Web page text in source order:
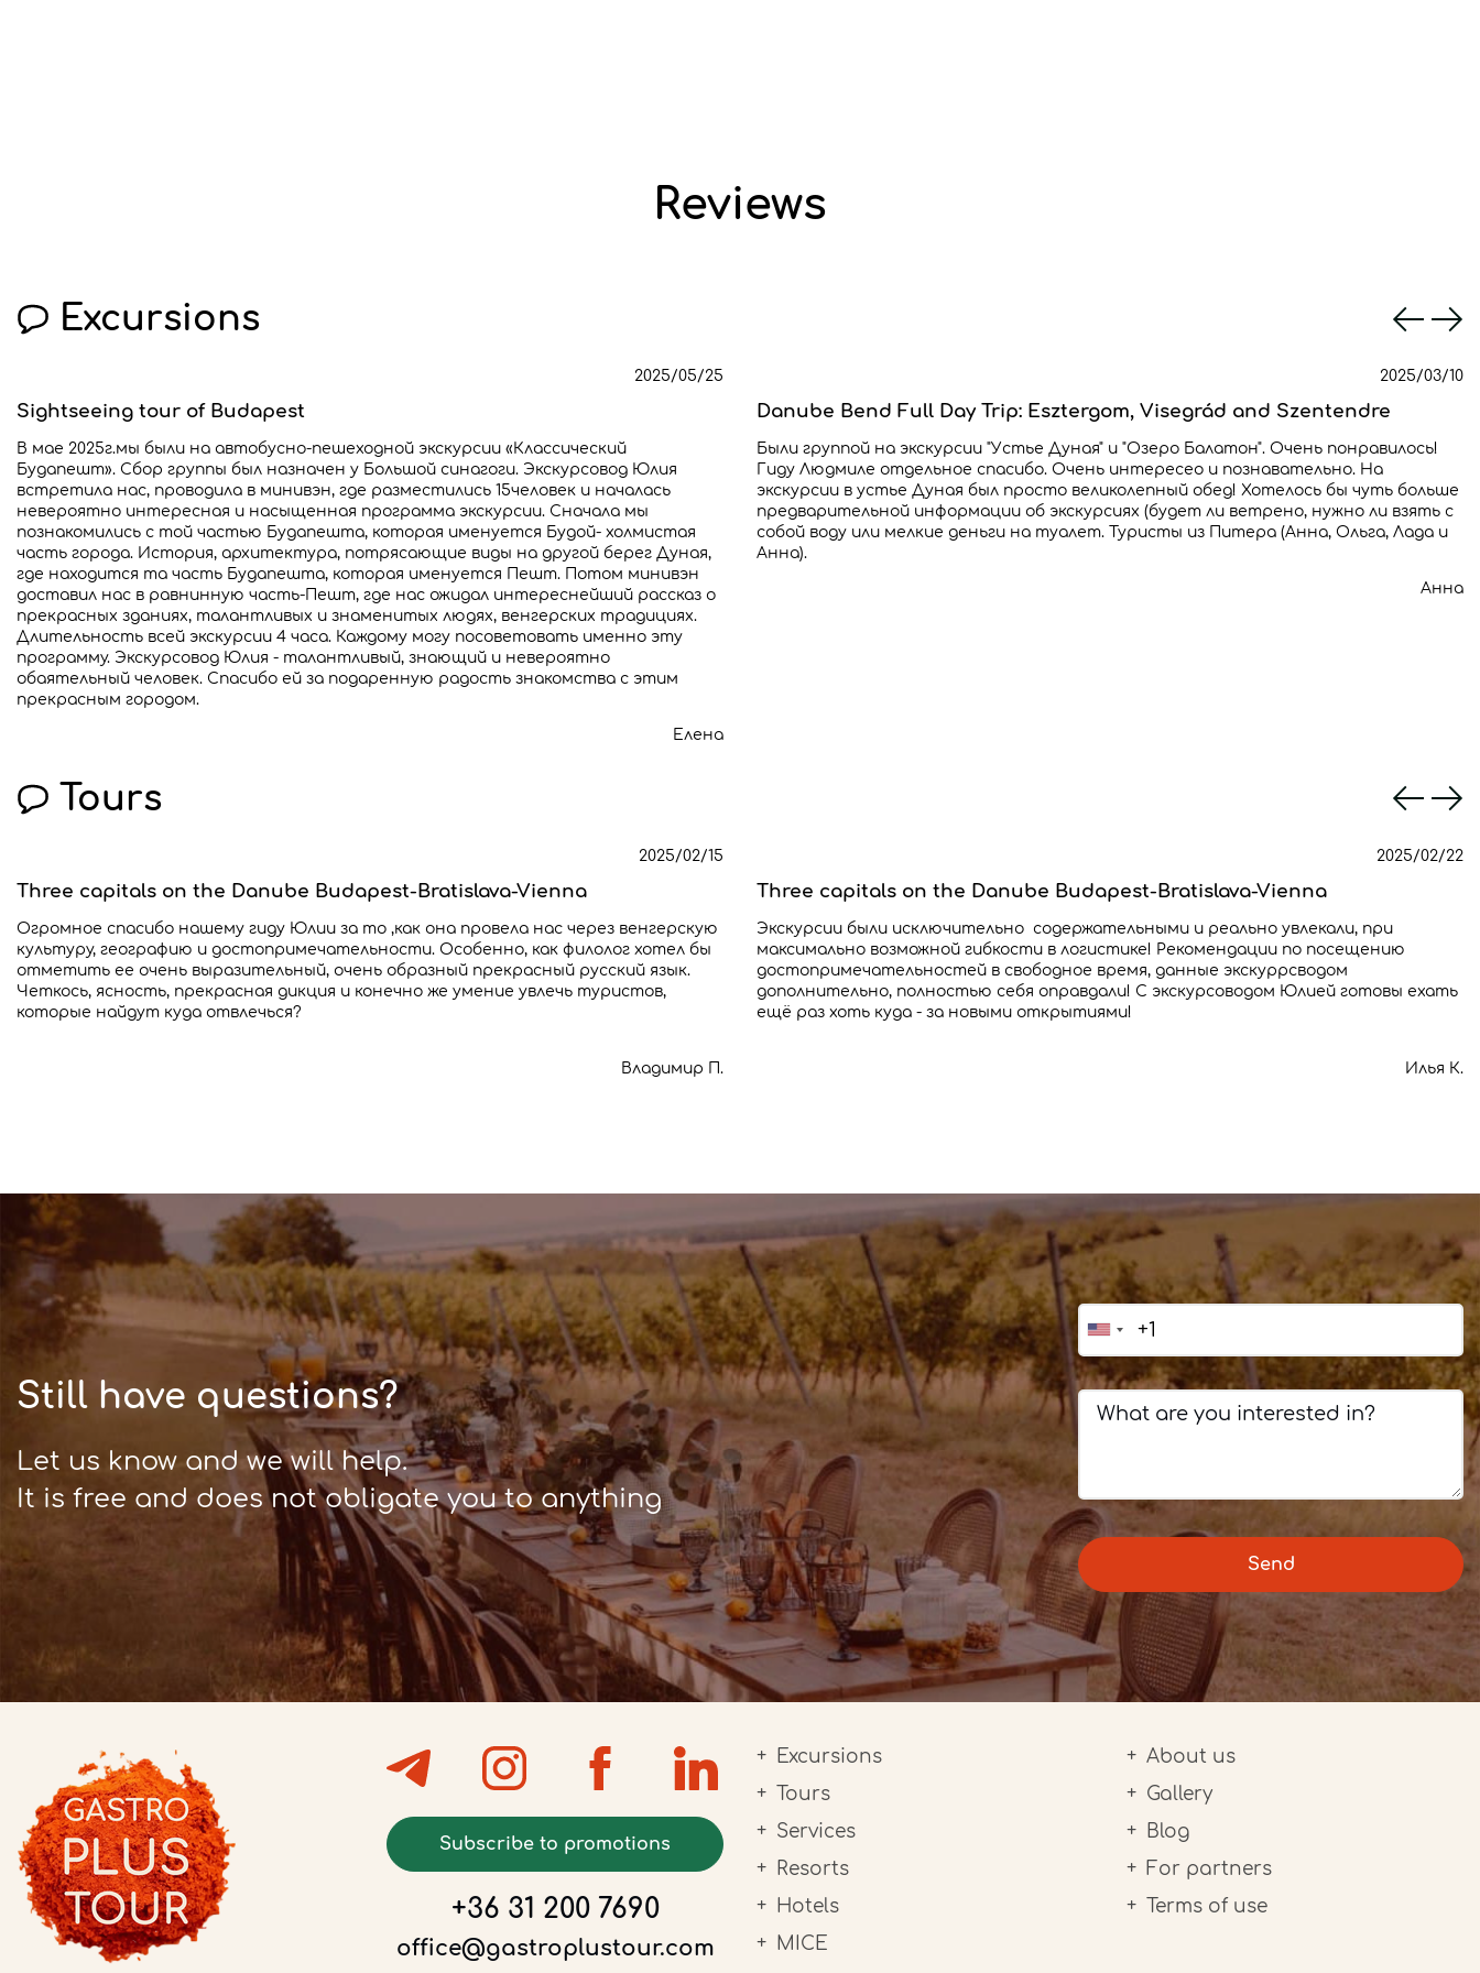
Reviews
Excursions
2025/05/25
Sightseeing tour of Budapest
В мае 2025г.мы были на автобусно-пешеходной экскурсии «Классический
Будапешт». Сбор группы был назначен у Большой синагоги. Экскурсовод Юлия
встретила нас, проводила в минивэн, где разместились 15человек и началась
невероятно интересная и насыщенная программа экскурсии. Сначала мы
познакомились с той частью Будапешта, которая именуется Будой- холмистая
часть города. История, архитектура, потрясающие виды на другой берег Дуная,
где находится та часть Будапешта, которая именуется Пешт. Потом минивэн
доставил нас в равнинную часть-Пешт, где нас ожидал интереснейший рассказ о
прекрасных зданиях, талантливых и знаменитых людях, венгерских традициях.
Длительность всей экскурсии 4 часа. Каждому могу посоветовать именно эту
программу. Экскурсовод Юлия - талантливый, знающий и невероятно
обаятельный человек. Спасибо ей за подаренную радость знакомства с этим
прекрасным городом.
Елена
2025/03/10
Danube Bend Full Day Trip: Esztergom, Visegrád and Szentendre
Были группой на экскурсии "Устье Дуная" и "Озеро Балатон". Очень понравилось!
Гиду Людмиле отдельное спасибо. Очень интересео и познавательно. На
экскурсии в устье Дуная был просто великолепный обед! Хотелось бы чуть больше
предварительной информации об экскурсиях (будет ли ветрено, нужно ли взять с
собой воду или мелкие деньги на туалет. Туристы из Питера (Анна, Ольга, Лада и
Анна).
Анна
Tours
2025/02/15
Three capitals on the Danube Budapest-Bratislava-Vienna
Огромное спасибо нашему гиду Юлии за то ,как она провела нас через венгерскую
культуру, географию и достопримечательности. Особенно, как филолог хотел бы
отметить ее очень выразительный, очень образный прекрасный русский язык.
Четкось, ясность, прекрасная дикция и конечно же умение увлечь туристов,
которые найдут куда отвлечься?
Владимир П.
2025/02/22
Three capitals on the Danube Budapest-Bratislava-Vienna
Экскурсии были исключительно содержательными и реально увлекали, при
максимально возможной гибкости в логистике! Рекомендации по посещению
достопримечательностей в свободное время, данные экскуррсводом
дополнительно, полностью себя оправдали! С экскурсоводом Юлией готовы ехать
ещё раз хоть куда - за новыми открытиями!
Илья К.
Still have questions?
Let us know and we will help.
It is free and does not obligate you to anything
Send
Subscribe to promotions
+36 31 200 7690
office@gastroplustour.com
Excursions
Tours
Services
Resorts
Hotels
MICE
About us
Gallery
Blog
For partners
Terms of use